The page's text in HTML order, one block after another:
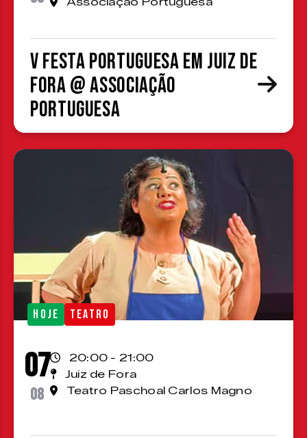
V Festa Portuguesa em Juiz de
Fora @ Associação
Portuguesa
HOJE TEATRO
07
08
20:00 - 21:00
Juiz de Fora
Teatro Paschoal Carlos Magno